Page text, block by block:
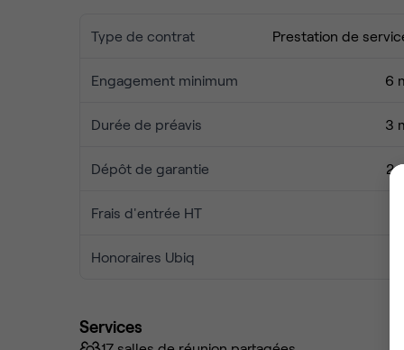
Type de contrat Prestation de
Engagement minimum 6
Durée de préavis 3
Dépôt de garantie 2
Frais d'entrée HT
Honoraires Ubiq
Services